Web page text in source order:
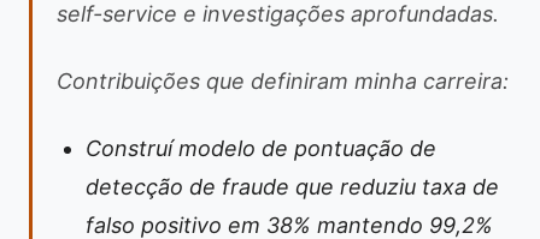
self-service e investigações aprofundadas.
Contribuições que definiram minha carreira:
Construí modelo de pontuação de
detecção de fraude que reduziu taxa de
falso positivo em 38% mantendo 99,2%